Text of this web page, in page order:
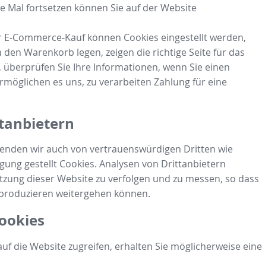
Mal fortsetzen können Sie auf der Website
Commerce-Kauf können Cookies eingestellt werden,
Warenkorb legen, zeigen die richtige Seite für das
überprüfen Sie Ihre Informationen, wenn Sie einen
es uns, zu verarbeiten Zahlung für eine
wir auch von vertrauenswürdigen Dritten wie
gestellt Cookies. Analysen von Drittanbietern
dieser Website zu verfolgen und zu messen, so dass
weitergehen können.
die Website zugreifen, erhalten Sie möglicherweise eine